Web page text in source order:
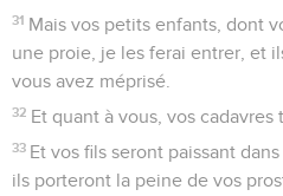
31 Mais vos petits enfants, dont
une proie, je les ferai entrer, et
vous avez méprisé.
32 Et quant à vous, vos cadavres
33 Et vos fils seront paissant
ils porteront la peine de vos